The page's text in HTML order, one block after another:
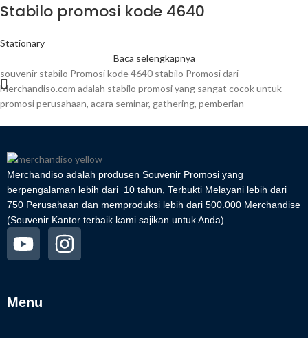
Stabilo promosi kode 4640
Stationary
Baca selengkapnya
souvenir stabilo Promosi kode 4640 stabilo Promosi dari
Merchandiso.com adalah stabilo promosi yang sangat cocok untuk
promosi perusahaan, acara seminar, gathering, pemberian
Merchandiso adalah produsen Souvenir Promosi yang
berpengalaman lebih dari 10 tahun, Terbukti Melayani lebih dari
750 Perusahaan dan memproduksi lebih dari 500.000 Merchandise
(Souvenir Kantor terbaik kami sajikan untuk Anda).
Menu